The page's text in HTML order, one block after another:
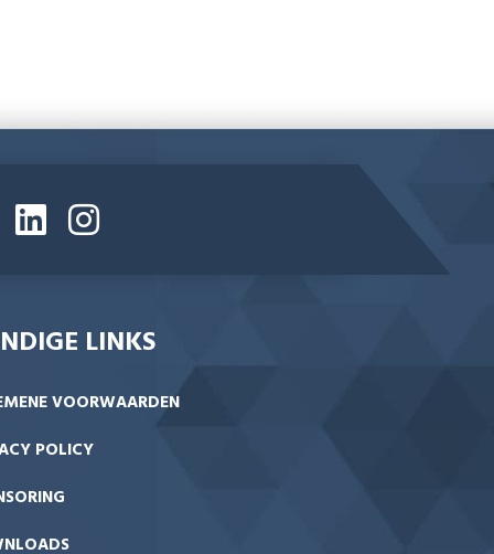
LINKS
VOORWAARDEN
POLICY